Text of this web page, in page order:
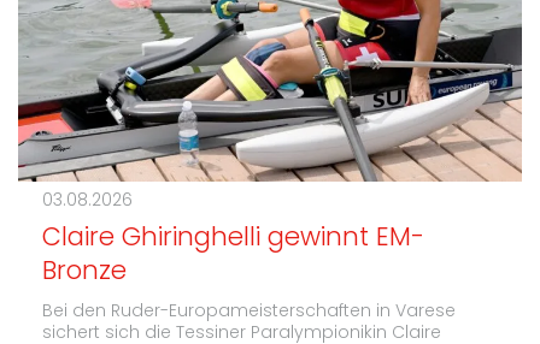
03.08.2026
Claire Ghiringhelli gewinnt EM-
Bronze
Bei den Ruder-Europameisterschaften in Varese
sichert sich die Tessiner Paralympionikin Claire